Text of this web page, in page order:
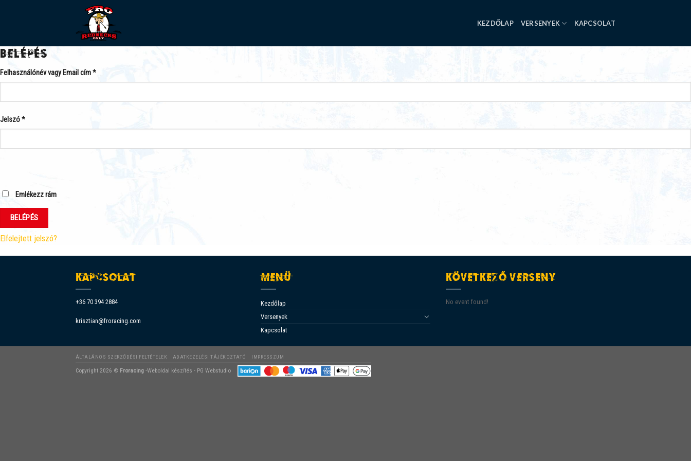
KEZDŐLAP VERSENYEK KAPCSOLAT
BELÉPÉS
Felhasználónév vagy Email cím*
Jelszó*
Emlékezz rám
BELÉPÉS
Elfelejtett jelszó?
KAPCSOLAT
+36 70 394 2884
krisztian@froracing.com
MENÜ
Kezdőlap
Versenyek
Kapcsolat
KÖVETKEZŐ VERSENY
No event found!
ÁLTALÁNOS SZERZŐDÉSI FELTÉTELEK ADATKEZELÉSI TÁJÉKOZTATÓ IMPRESSZUM
Copyright 2026 © Froracing -Weboldal készítés - PG Webstudio